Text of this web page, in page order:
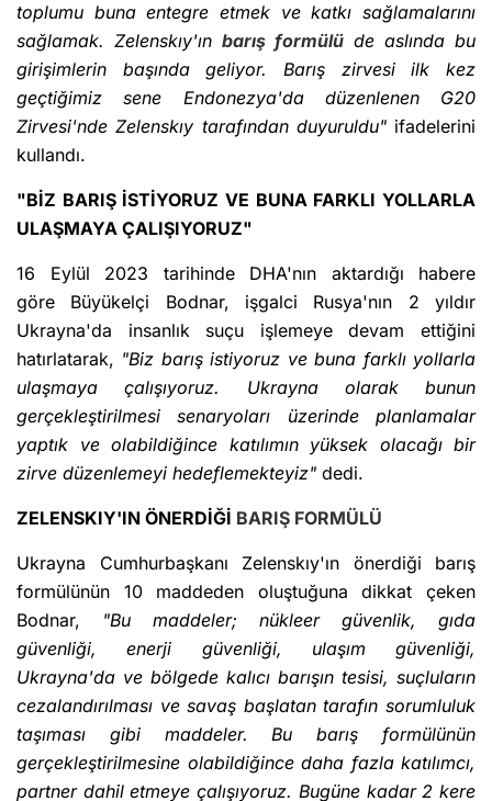
toplumu buna entegre etmek ve katkı sağlamalarını
sağlamak. Zelenskıy'ın barış formülü de aslında bu
girişimlerin başında geliyor. Barış zirvesi ilk kez
geçtiğimiz sene Endonezya'da düzenlenen G20
Zirvesi'nde Zelenskıy tarafından duyuruldu" ifadelerini
kullandı.
"BİZ BARIŞ İSTİYORUZ VE BUNA FARKLI YOLLARLA
ULAŞMAYA ÇALIŞIYORUZ"
16 Eylül 2023 tarihinde DHA'nın aktardığı habere
göre Büyükelçi Bodnar, işgalci Rusya'nın 2 yıldır
Ukrayna'da insanlık suçu işlemeye devam ettiğini
hatırlatarak, "Biz barış istiyoruz ve buna farklı yollarla
ulaşmaya çalışıyoruz. Ukrayna olarak bunun
gerçekleştirilmesi senaryoları üzerinde planlamalar
yaptık ve olabildiğince katılımın yüksek olacağı bir
zirve düzenlemeyi hedeflemekteyiz" dedi.
ZELENSKIY'IN ÖNERDİĞİ BARIŞ FORMÜLÜ
Ukrayna Cumhurbaşkanı Zelenskıy'ın önerdiği barış
formülünün 10 maddeden oluştuğuna dikkat çeken
Bodnar, "Bu maddeler; nükleer güvenlik, gıda
güvenliği, enerji güvenliği, ulaşım güvenliği,
Ukrayna'da ve bölgede kalıcı barışın tesisi, suçluların
cezalandırılması ve savaş başlatan tarafın sorumluluk
taşıması gibi maddeler. Bu barış formülünün
gerçekleştirilmesine olabildiğince daha fazla katılımcı,
partner dahil etmeye çalışıyoruz. Bugüne kadar 2 kere